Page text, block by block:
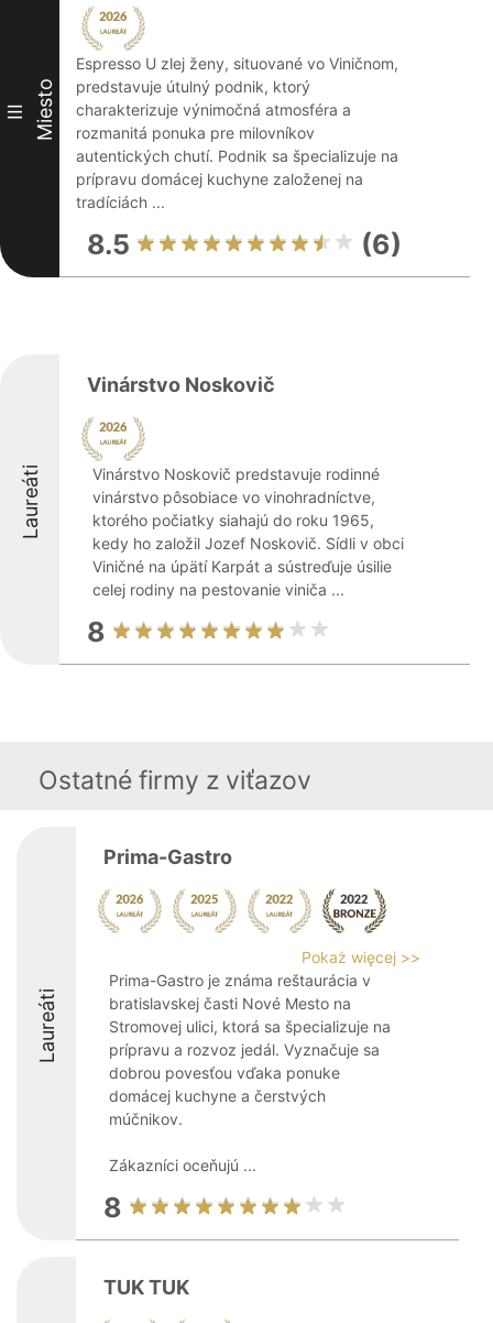
III Miesto
Espresso U zlej ženy, situované vo Viničnom,
predstavuje útulný podnik, ktorý
charakterizuje výnimočná atmosféra a
rozmanitá ponuka pre milovníkov
autentických chutí. Podnik sa špecializuje na
prípravu domácej kuchyne založenej na
tradíciách ...
8.5 (6)
Laureáti
Vinárstvo Noskovič
Vinárstvo Noskovič predstavuje rodinné
vinárstvo pôsobiace vo vinohradníctve,
ktorého počiatky siahajú do roku 1965,
kedy ho založil Jozef Noskovič. Sídli v obci
Viničné na úpätí Karpát a sústreďuje úsilie
celej rodiny na pestovanie viniča ...
8
Ostatné firmy z viťazov
Laureáti
Prima-Gastro
Pokaż więcej >>
Prima-Gastro je známa reštaurácia v
bratislavskej časti Nové Mesto na
Stromovej ulici, ktorá sa špecializuje na
prípravu a rozvoz jedál. Vyznačuje sa
dobrou povesťou vďaka ponuke
domácej kuchyne a čerstvých
múčnikov.
Zákazníci oceňujú ...
8
TUK TUK